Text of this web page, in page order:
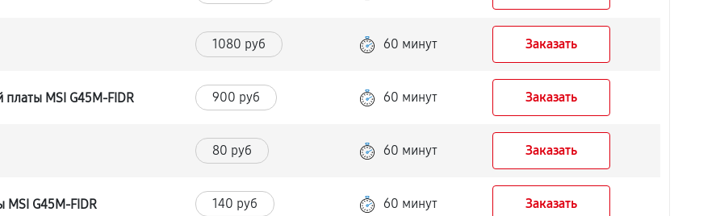
1080 руб 60 минут Заказать
MSI G45M-FIDR 900 руб 60 минут Заказать
80 руб 60 минут Заказать
MSI G45M-FIDR 140 руб 60 минут Заказать